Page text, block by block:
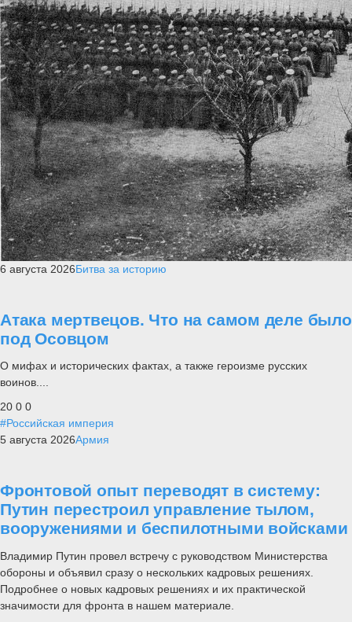
6 августа 2026Битва за историю
Атака мертвецов. Что на самом деле было
под Осовцом
О мифах и исторических фактах, а также героизме русских
воинов....
20 0 0
#Российская империя
5 августа 2026Армия
Фронтовой опыт переводят в систему:
Путин перестроил управление тылом,
вооружениями и беспилотными войсками
Владимир Путин провел встречу с руководством Министерства
обороны и объявил сразу о нескольких кадровых решениях.
Подробнее о новых кадровых решениях и их практической
значимости для фронта в нашем материале.